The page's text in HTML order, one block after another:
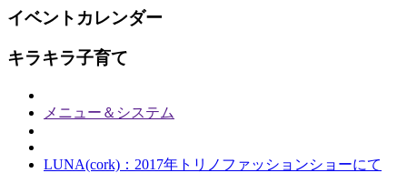
イベントカレンダー
キラキラ子育て
メニュー＆システム
LUNA(cork)：2017年トリノファッションショーにて